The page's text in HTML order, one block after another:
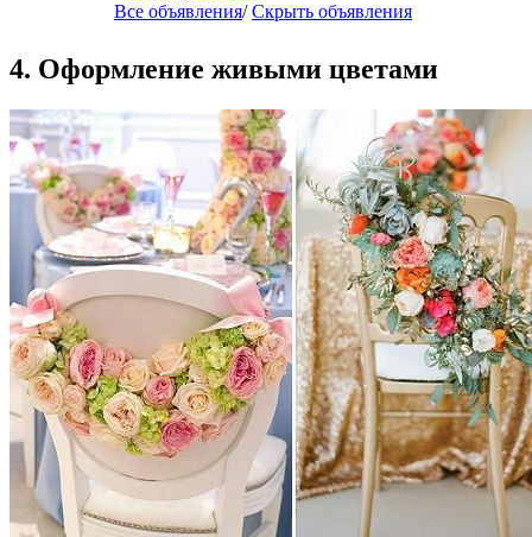
Все объявления/Скрыть объявления
4. Оформление живыми цветами